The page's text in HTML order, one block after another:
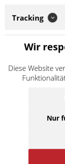
steht. KMP
Materialqualität
5,50 € *
Inhalt:1
inkl. MwSt.zzgl.
Lieferzeit ca.
Auf die Merkliste
Tracking
Wir
Diese Website
Nur